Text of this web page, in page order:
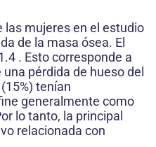
las mujeres en el estudio
de la masa ósea. El
. Esto corresponde a
pérdida de hueso del
tenían
generalmente como
lo tanto, la principal
relacionada con